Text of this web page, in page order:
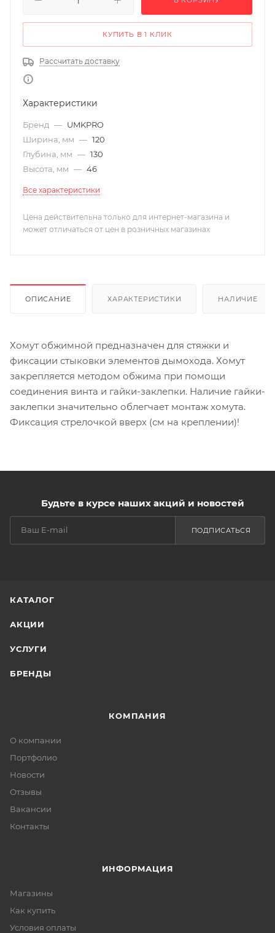
КУПИТЬ В 1 КЛИК
Рассчитать доставку
Характеристики
Бренд — UMKPRO
Ширина, мм — 120
Глубина, мм — 130
Высота, мм — 46
Все характеристики
Цена действительна только для интернет-магазина и
может отличаться от цен в розничных магазинах
ОПИСАНИЕ ХАРАКТЕРИСТИКИ НАЛИЧИЕ
Хомут обжимной предназначен для стяжки и
фиксации стыковки элементов дымохода. Хомут
закрепляется методом обжима при помощи
соединения винта и гайки-заклепки. Наличие гайки-
заклепки значительно облегчает монтаж хомута.
Фиксация стрелочкой вверх (см на креплении)!
Будьте в курсе наших акций и новостей
ПОДПИСАТЬСЯ
КАТАЛОГ
АКЦИИ
УСЛУГИ
БРЕНДЫ
КОМПАНИЯ
О компании
Портфолио
Новости
Отзывы
Вакансии
Контакты
ИНФОРМАЦИЯ
Магазины
Как купить
Условия оплаты